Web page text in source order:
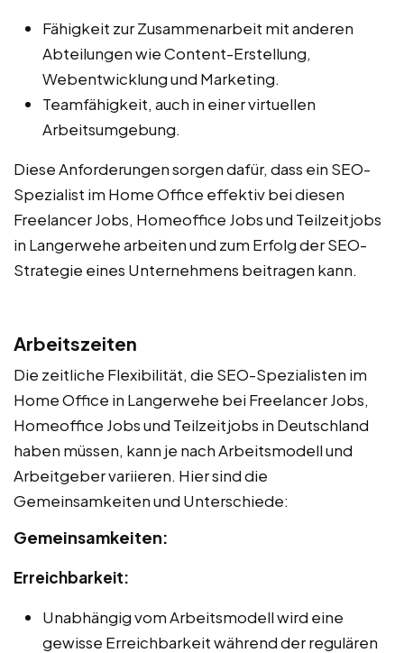
Fähigkeit zur Zusammenarbeit mit anderen
Abteilungen wie Content-Erstellung,
Webentwicklung und Marketing.
Teamfähigkeit, auch in einer virtuellen
Arbeitsumgebung.
Diese Anforderungen sorgen dafür, dass ein SEO-
Spezialist im Home Office effektiv bei diesen
Freelancer Jobs, Homeoffice Jobs und Teilzeitjobs
in Langerwehe arbeiten und zum Erfolg der SEO-
Strategie eines Unternehmens beitragen kann.
Arbeitszeiten
Die zeitliche Flexibilität, die SEO-Spezialisten im
Home Office in Langerwehe bei Freelancer Jobs,
Homeoffice Jobs und Teilzeitjobs in Deutschland
haben müssen, kann je nach Arbeitsmodell und
Arbeitgeber variieren. Hier sind die
Gemeinsamkeiten und Unterschiede:
Gemeinsamkeiten:
Erreichbarkeit:
Unabhängig vom Arbeitsmodell wird eine
gewisse Erreichbarkeit während der regulären